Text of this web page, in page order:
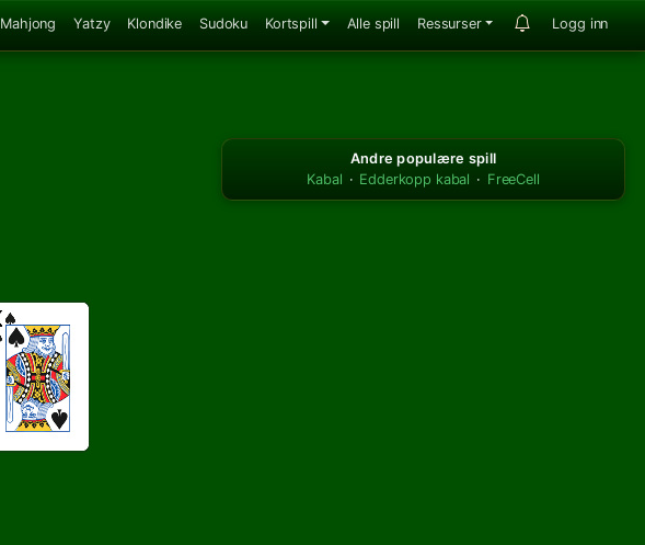
Mahjong Yatzy Klondike Sudoku Kortspill Alle spill Ressurser Logg inn
Andre populære spill
Kabal · Edderkopp kabal · FreeCell